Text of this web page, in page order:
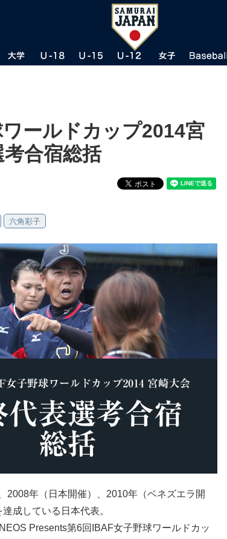
ールドカップ2014宮
合宿総括
六角彩子
2008年（日本開催）、2010年（ベネズエラ開
成している日本代表。
Presents第6回IBAF女子野球ワールドカッ